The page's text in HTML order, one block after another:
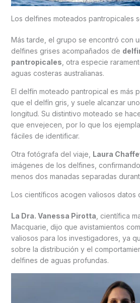
Los delfines moteados pantropicales
Más tarde, el grupo se encontró con
delfines grises acompañados de
pantropicales , otra especie
aguas costeras australianas.
El delfín moteado pantropical es más
que el delfín gris, y suele alcanzar
longitud. Su distintivo moteado se
que envejecen, por lo que los
fáciles de identificar.
Otra fotógrafa del viaje, Laura
imágenes de los delfines,
menos dos manadas separadas
Los científicos acogen valiosos datos
La Dra. Vanessa Pirotta , científica
Macquarie, dijo que avistamientos
valiosos para los investigadores, ya
sobre la distribución y el
delfines de aguas profundas.